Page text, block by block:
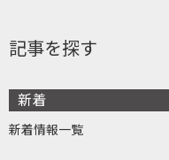
記事を探す
新着
新着情報一覧